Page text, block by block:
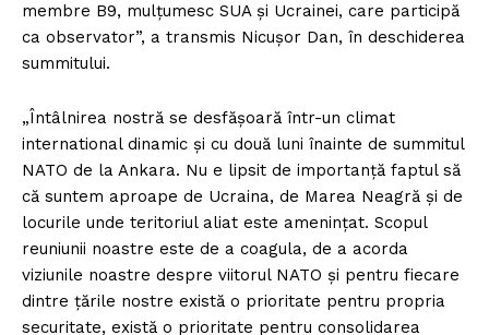
membre B9, mulțumesc SUA și Ucrainei, care participă
ca observator”, a transmis Nicușor Dan, în deschiderea
summitului.
„Întâlnirea nostră se desfășoară într-un climat
international dinamic și cu două luni înainte de summitul
NATO de la Ankara. Nu e lipsit de importanță faptul să
că suntem aproape de Ucraina, de Marea Neagră și de
locurile unde teritoriul aliat este amenințat. Scopul
reuniunii noastre este de a coagula, de a acorda
viziunile noastre despre viitorul NATO și pentru fiecare
dintre țările nostre există o prioritate pentru propria
securitate, există o prioritate pentru consolidarea